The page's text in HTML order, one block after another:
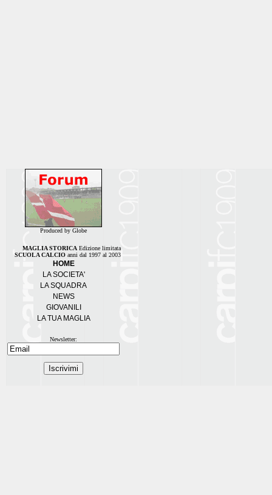
Produced by Globe
MAGLIA STORICA Edizione limitata
SCUOLA CALCIO anni dal 1997 al 2003
HOME
LA SOCIETA'
LA SQUADRA
NEWS
GIOVANILI
LA TUA MAGLIA
Newsletter: